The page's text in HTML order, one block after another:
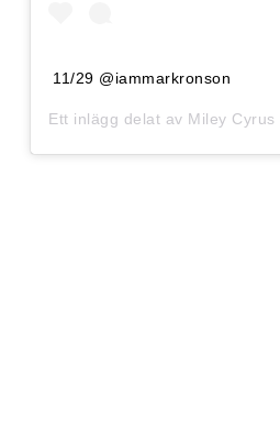
11/29 @iammarkronson
Ett inlägg delat av Miley Cyrus